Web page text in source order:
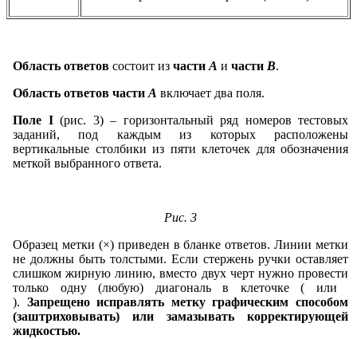
Область ответов состоит из части А и части В.
Область ответов части А включает два поля.
Поле I (рис. 3) – горизонтальный ряд номеров тестовых
заданий, под каждым из которых расположены
вертикальные столбики из пяти клеточек для обозначения
меткой выбранного ответа.
Рис. 3
Образец метки (×) приведен в бланке ответов. Линии метки
не должны быть толстыми. Если стержень ручки оставляет
слишком жирную линию, вместо двух черт нужно провести
только одну (любую) диагональ в клеточке ( или
). Запрещено исправлять метку графическим способом
(заштриховывать) или замазывать корректирующей
жидкостью.